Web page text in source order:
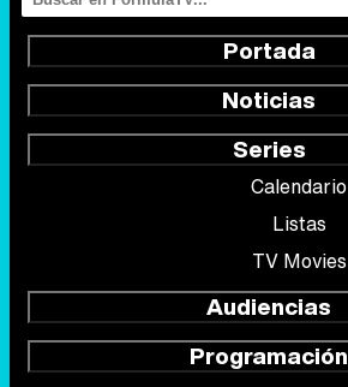
Portada
Noticias
Series
Calendario
Listas
TV Movies
Audiencias
Programación